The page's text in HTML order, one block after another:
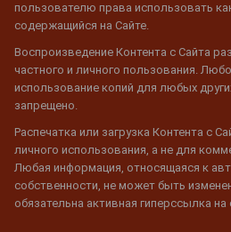
пользователю права использовать
содержащийся на Сайте.
Воспроизведение Контента с Сайта
частного и личного пользования.
использование копий для любых
запрещено.
Распечатка или загрузка Контента с
личного использования, а не для
Любая информация, относящаяся к
собственности, не может быть
обязательна активная гиперссылка